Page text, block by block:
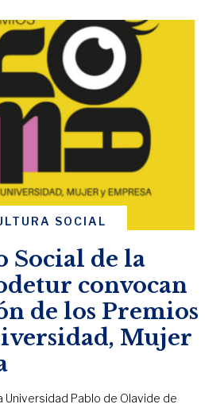
SOCIAL
Social de la
convocan
de los Premios
Mujer
Universidad Pablo de Olavide de